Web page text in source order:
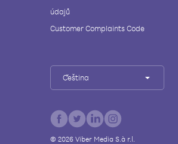
údajů
Customer Complaints Code
Čeština
© 2026Viber Media S.à r.l.